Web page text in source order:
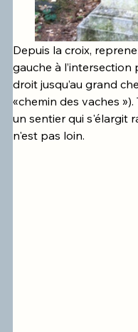
Depuis la croix,
gauche à
droit jusqu’au grand
«chemin des vaches
un sentier qui s'élargit
n'est pas loin.